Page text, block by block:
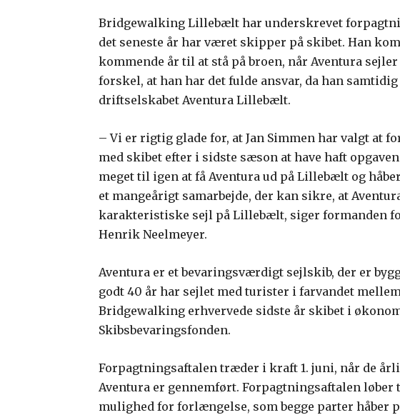
Bridgewalking Lillebælt har underskrevet
det seneste år har været skipper på skibet. Han
kommende år til at stå på broen, når Aventura
forskel, at han har det fulde ansvar, da han
driftselskabet Aventura Lillebælt.
– Vi er rigtig glade for, at Jan Simmen har valgt at
med skibet efter i sidste sæson at have haft
meget til igen at få Aventura ud på Lillebælt og
et mangeårigt samarbejde, der kan sikre, at
karakteristiske sejl på Lillebælt, siger formanden
Henrik Neelmeyer.
Aventura er et bevaringsværdigt sejlskib, der er
godt 40 år har sejlet med turister i farvandet
Bridgewalking erhvervede sidste år skibet i
Skibsbevaringsfonden.
Forpagtningsaftalen træder i kraft 1. juni, når de
Aventura er gennemført. Forpagtningsaftalen løber
mulighed for forlængelse, som begge parter håber